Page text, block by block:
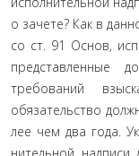
о зачете? Как в
со ст. 91 Основ,
представленные
требований
обязательство
лее чем два года.